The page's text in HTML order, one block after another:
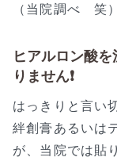
（当院調べ 笑）
ヒアルロン酸
りません❗
はっきりと言い
絆創膏あるいは
が、当院では貼